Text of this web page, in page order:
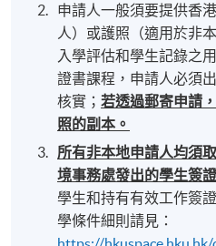
申請人一般須要提供香
人）或護照（適用於非
入學評估和學生記錄之
證書課程，申請人必須
核實；若透過郵寄申請
照的副本。
所有非本地申請人均須
境事務處發出的學生簽證
學生和持有有效工作簽
學條件細則請見：